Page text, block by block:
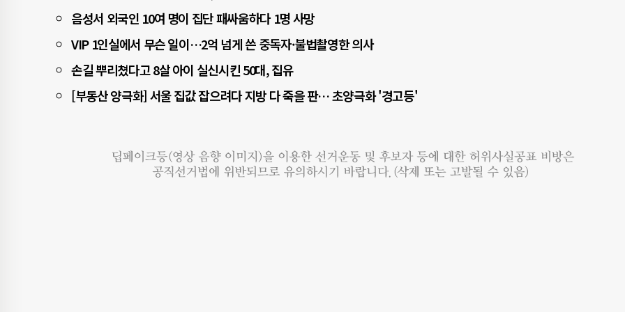
수준에 ±3.1%포인트다. 기타 자세한 내용은 중앙선거여론조사심의위원회 홈페이지를 참조하면 된다.
동하면 한반도에는 동풍이나 남동풍이 불어 이 바람이 태백산맥을 넘으며 고온·건조해질 경우 서울·경기와 충청 등 서쪽 지역의 기
이 지금보다 더 오를 가능성이 있다. 반면 동풍을 직접 받는 강원·경북 동해안과 비구름이 유입되는 제주·남부 일부 지역은 낮 기온
시적으로 내려갈 수 있다.
음성서 외국인 10여 명이 집단 패싸움하다 1명 사망
VIP 1인실에서 무슨 일이…2억 넘게 쓴 중독자·불법촬영한 의사
손길 뿌리쳤다고 8살 아이 실신시킨 50대, 집유
[부동산 양극화] 서울 집값 잡으려다 지방 다 죽을 판… 초양극화 '경고등'